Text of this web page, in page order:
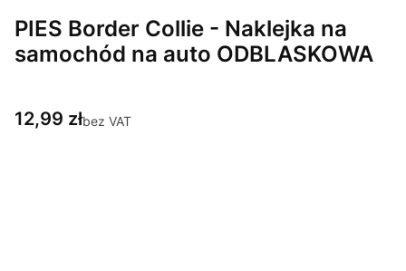
PIES Border Collie - Naklejka na
samochód na auto ODBLASKOWA
Cena
12,99 złbez VAT